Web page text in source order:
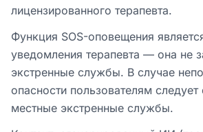
лицензированного терапевта.
Функция SOS-оповещения
уведомления терапевта — она не
экстренные службы. В случае
опасности пользователям
местные экстренные службы.